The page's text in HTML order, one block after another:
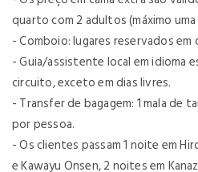
quarto com 2 adultos (máximo
- Comboio: lugares reservados em
- Guia/assistente local em idioma
circuito, exceto em dias livres.
- Transfer de bagagem: 1 mala de
por pessoa.
- Os clientes passam 1 noite em
e Kawayu Onsen, 2 noites em